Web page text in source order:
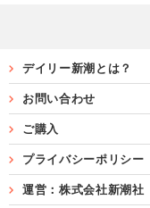
デイリー新潮とは？
お問い合わせ
ご購入
プライバシーポリシー
運営：株式会社新潮社